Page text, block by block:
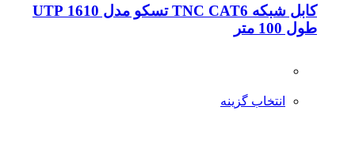
کابل شبکه TNC CAT6 تسکو مدل 1610 UTP
طول 100 متر
انتخاب گزینه